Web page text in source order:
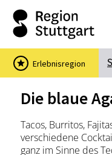
Suchbegriff
Das könnte Sie
Erlebnisregion
Die blaue
Tacos, Burritos,
verschiedene
ganz im Sinne des